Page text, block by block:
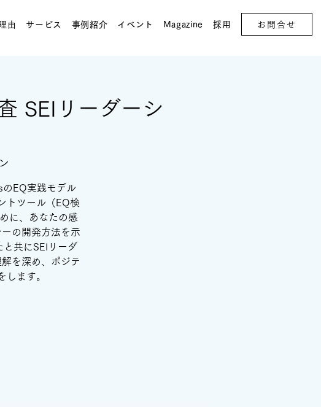
由 サービス 事例紹介 イベント Magazine 採用 お問合せ
SEIリーダーシ
EQ実践モデル
トツール（EQ検
に、あなたの感
の開発方法を示
共にSEIリーダ
を深め、ポジテ
します。